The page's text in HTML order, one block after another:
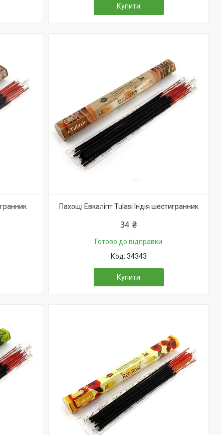
Купити
Пахощі Евкаліпт Tulasi Індія шестигранник
34 ₴
Готово до відправки
34343
Купити